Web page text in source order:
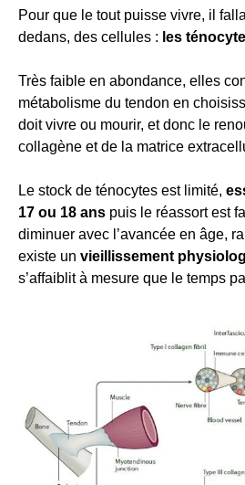
Pour que le tout puisse vivre, il
dedans, des cellules : les
Très faible en abondance, elles
métabolisme du tendon en
doit vivre ou mourir, et donc le
collagène et de la matrice
Le stock de ténocytes est limité,
17 ou 18 ans puis le réassort est
diminuer avec l’avancée en âge,
existe un vieillissement
s’affaiblit à mesure que le temps